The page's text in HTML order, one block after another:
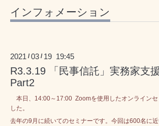
インフォメーション
2021 /03 / 19 19:45
R3.3.19 「民事信託」実務家支
Part2
本日、14:00～17:00 Zoomを使用したオンラインセ
した。
去年の9月に続いてのセミナーです。今回は600名に